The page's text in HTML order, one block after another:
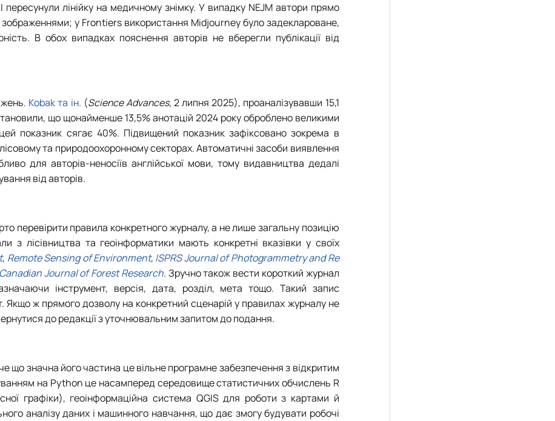
лінійку на медичному знімку. У випадку NEJM автори прямо
у Frontiers використання Midjourney було задеклароване,
В обох випадках пояснення авторів не вберегли публікації від
Kobak та ін. (Science Advances, 2 липня 2025), проаналізувавши 15,1
що щонайменше 13,5% анотацій 2024 року оброблено великими
показник сягає 40%. Підвищений показник зафіксовано зокрема в
та природоохоронному секторах. Автоматичні засоби виявлення
для авторів-неносіїв англійської мови, тому видавництва дедалі
від авторів.
перевірити правила конкретного журналу, а не лише загальну позицію
з лісівництва та геоінформатики мають конкретні вказівки у своїх
, Remote Sensing of Environment, ISPRS Journal of Photogrammetry and Re
Canadian Journal of Forest Research. Зручно також вести короткий журнал
інструмент, версія, дата, розділ, мета тощо. Такий запис
Якщо ж прямого дозволу на конкретний сценарій у правилах журналу не
до редакції з уточнювальним запитом до подання.
що значна його частина це вільне програмне забезпечення з відкритим
на Python це насамперед середовище статистичних обчислень R
графіки), геоінформаційна система QGIS для роботи з картами й
аналізу даних і машинного навчання, що дає змогу будувати робочі